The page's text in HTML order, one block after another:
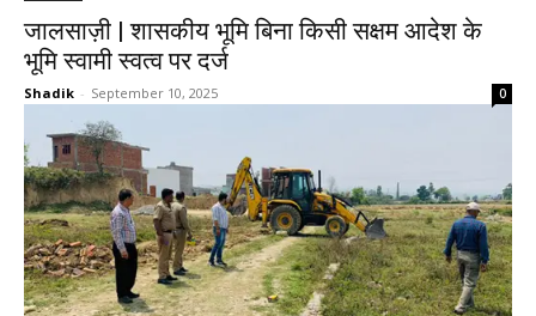
जालसाज़ी | शासकीय भूमि बिना किसी सक्षम आदेश के
भूमि स्वामी स्वत्व पर दर्ज
Shadik - September 10, 2025 0